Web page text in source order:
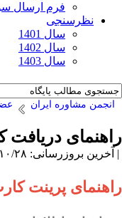
فرم ارسال
نظرسنجی
سال 1401
سال 1402
سال 1403
انجمن مشاوره ایران
راهنمای
| آخرین بروزرسانی: ۱۴۰۰/۱۰/۲۸ |
راهنمای پرینت